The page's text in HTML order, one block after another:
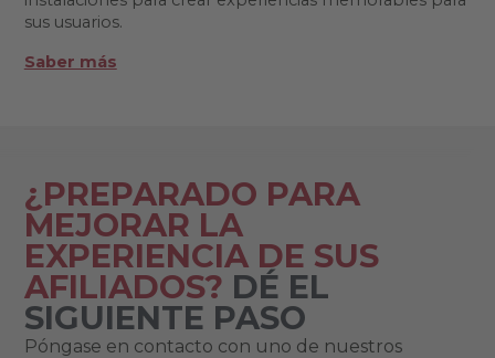
sus usuarios.
Saber más
¿PREPARADO PARA
MEJORAR LA
EXPERIENCIA DE SUS
AFILIADOS? DÉ EL
SIGUIENTE PASO
Póngase en contacto con uno de nuestros